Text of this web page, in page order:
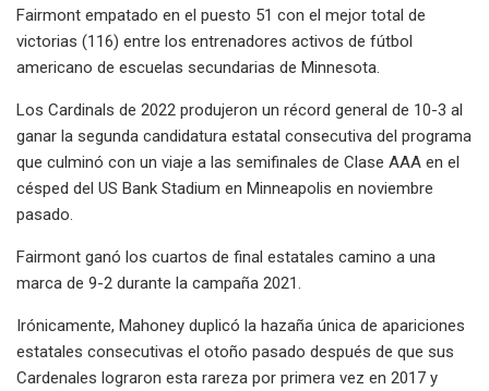
Fairmont empatado en el puesto 51 con el mejor total de
victorias (116) entre los entrenadores activos de fútbol
americano de escuelas secundarias de Minnesota.
Los Cardinals de 2022 produjeron un récord general de 10-3 al
ganar la segunda candidatura estatal consecutiva del programa
que culminó con un viaje a las semifinales de Clase AAA en el
césped del US Bank Stadium en Minneapolis en noviembre
pasado.
Fairmont ganó los cuartos de final estatales camino a una
marca de 9-2 durante la campaña 2021.
Irónicamente, Mahoney duplicó la hazaña única de apariciones
estatales consecutivas el otoño pasado después de que sus
Cardenales lograron esta rareza por primera vez en 2017 y